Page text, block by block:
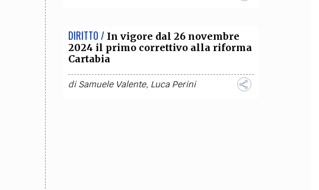
DIRITTO / In vigore dal 26 novembre
2024 il primo correttivo alla riforma
Cartabia
diSamuele Valente, Luca Perini